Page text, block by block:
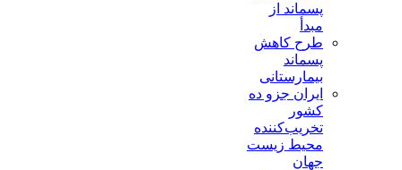
پسماند از
مبدأ
طرح کاهش
پسماند
بیمارستانی
ايران جزو ده
كشور
تخريب‌كننده
محيط زيست
جهان